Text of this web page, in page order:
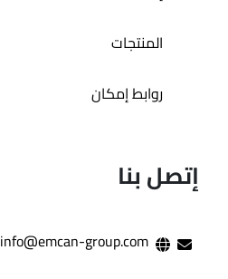
المنتجات
روابط إمكان
إتصل بنا
info@emcan-group.com